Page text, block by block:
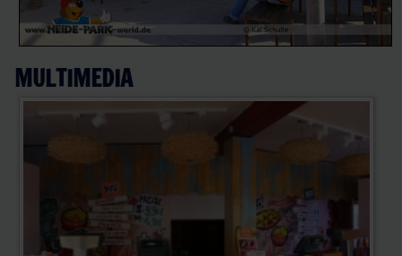
MULTIMEDIA